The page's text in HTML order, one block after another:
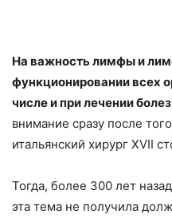
На важность лимфы и
функционировании всех
числе и при лечении
внимание сразу после
итальянский хирург XVII
Тогда, более 300 лет
эта тема не получила